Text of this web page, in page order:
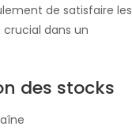
de satisfaire les
dans un
des stocks